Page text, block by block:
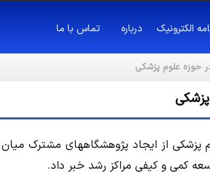
الکترونیک درباره تماس با ما
حوزه علوم پزشکی
پزشکی از ایجاد پژوهشگاههای مشترک
کمی و کیفی مراکز رشد خبر داد.